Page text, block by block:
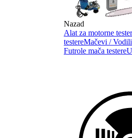
Nazad
Alat za motorne
testereMačevi /
Futrole mača testere